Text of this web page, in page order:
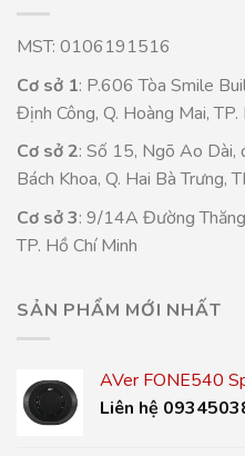
MST: 0106191516
Cơ sở 1: P.606 Tòa Smile
Định Công, Q. Hoàng Mai, TP.
Cơ sở 2: Số 15, Ngõ Ao Dài,
Bách Khoa, Q. Hai Bà Trưng,
Cơ sở 3: 9/14A Đường
TP. Hồ Chí Minh
SẢN PHẨM MỚI NHẤT
AVer FONE540
Liên hệ